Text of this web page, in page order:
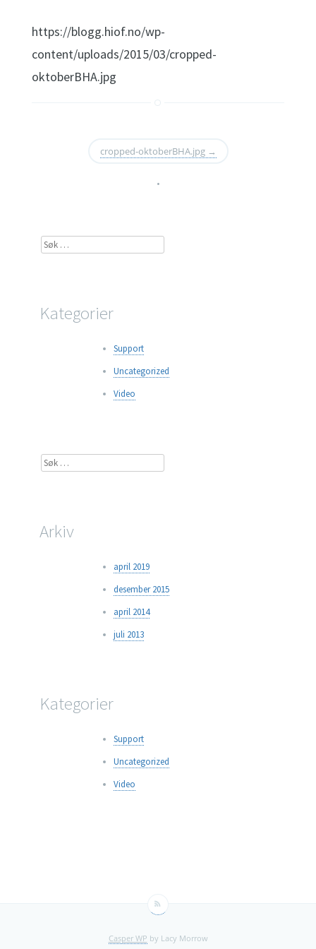
https://blogg.hiof.no/wp-
content/uploads/2015/03/cropped-
oktoberBHA.jpg
cropped-oktoberBHA.jpg →
•
Søk
Kategorier
Support
Uncategorized
Video
Søk
Arkiv
april 2019
desember 2015
april 2014
juli 2013
Kategorier
Support
Uncategorized
Video
Casper WP by Lacy Morrow